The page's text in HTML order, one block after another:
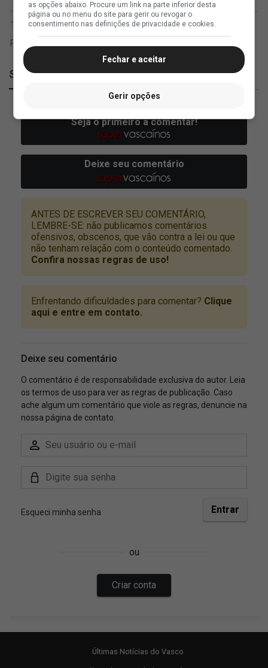
SuperVasco
Últimas Notícias do Vasco
as opções abaixo. Procure um link na parte inferior desta
página ou no menu do site para gerir ou revogar o
consentimento nas definições de privacidade e cookies.
Fechar e aceitar
Gerir opções